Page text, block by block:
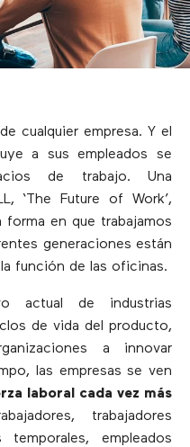
cualquier empresa. Y el
a sus empleados se
de trabajo. Una
‘The Future of Work’,
en que trabajamos
generaciones están
función de las oficinas.
actual de industrias
de vida del producto,
a innovar
las empresas se ven
laboral cada vez más
trabajadores
temporales, empleados